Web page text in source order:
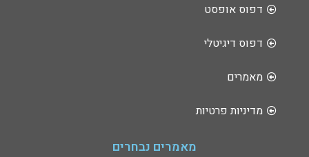
דפוס אופסט
דפוס דיגיטלי
מאמרים
מדיניות פרטיות
מאמרים נבחרים